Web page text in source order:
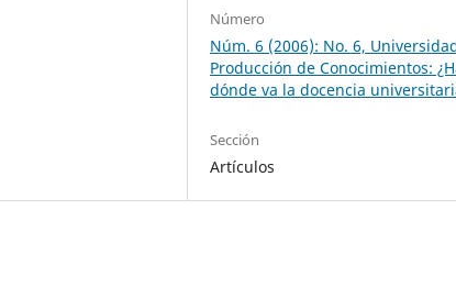
Número
Núm. 6 (2006): No. 6,
Producción de Conocimientos:
dónde va la docencia
Sección
Artículos